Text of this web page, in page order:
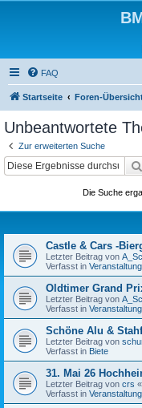
FAQ
Startseite Foren-
Unbeantwortete
Zur erweiterten Suche
Die Suche
Castle & Cars -
Letzter Beitrag von
Verfasst in
Oldtimer Grand
Letzter Beitrag von
Verfasst in
Schöne Alu &
Letzter Beitrag von
Verfasst in Biete
31. Mai 26
Letzter Beitrag von crs «
Verfasst in